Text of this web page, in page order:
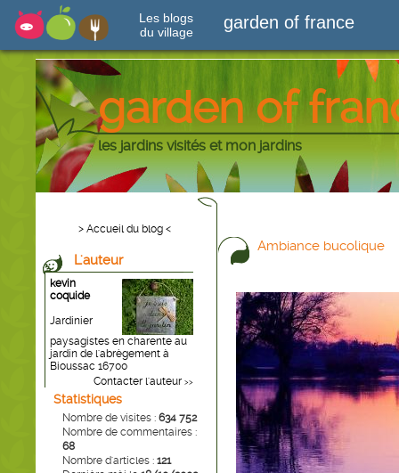
Les blogs
du village
garden of france
garden of
les jardins visités et mon jardins
> Accueil du blog <
L'auteur
kevin
coquide
Jardinier
paysagistes en charente au
jardin de l'abrègement à
Bioussac 16700
Contacter l'auteur >>
Statistiques
Nombre de visites : 634 752
Nombre de commentaires :
68
Nombre d'articles : 121
Ambiance bucolique